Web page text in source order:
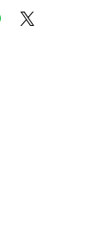
G/M
CM